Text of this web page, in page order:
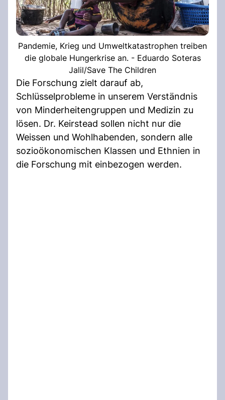
Pandemie, Krieg und Umweltkatastrophen treiben
die globale Hungerkrise an. - Eduardo Soteras
Jalil/Save The Children
Die Forschung zielt darauf ab,
Schlüsselprobleme in unserem Verständnis
von Minderheitengruppen und Medizin zu
lösen. Dr. Keirstead sollen nicht nur die
Weissen und Wohlhabenden, sondern alle
sozioökonomischen Klassen und Ethnien in
die Forschung mit einbezogen werden.